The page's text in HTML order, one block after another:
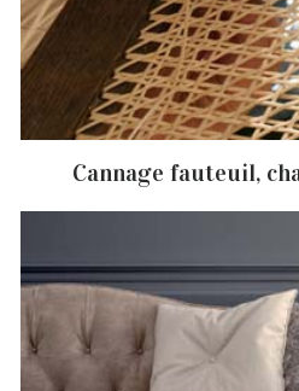
Cannage fauteuil,